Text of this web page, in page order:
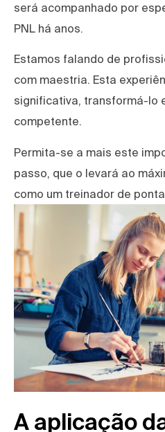
será acompanhado por
PNL há anos.
Estamos falando de
com maestria. Esta
significativa, transformá-lo
competente.
Permita-se a mais este
passo, que o levará ao
como um treinador de
A aplicação